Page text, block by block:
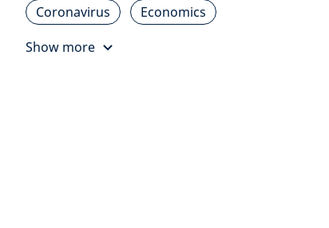
Coronavirus
Economics
Show more